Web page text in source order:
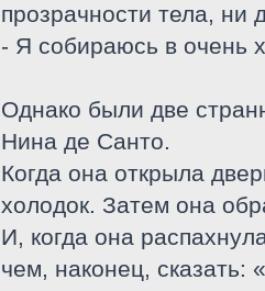
прозрачности тела, ни
- Я собираюсь в очень
Однако были две
Нина де Санто.
Когда она открыла
холодок. Затем она
И, когда она
чем, наконец,